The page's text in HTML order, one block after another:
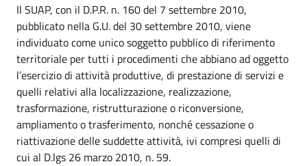
Il SUAP, con il D.P.R. n. 160 del 7 settembre 2010,
pubblicato nella G.U. del 30 settembre 2010, viene
individuato come unico soggetto pubblico di riferimento
territoriale per tutti i procedimenti che abbiano ad oggetto
l’esercizio di attività produttive, di prestazione di servizi e
quelli relativi alla localizzazione, realizzazione,
trasformazione, ristrutturazione o riconversione,
ampliamento o trasferimento, nonché cessazione o
riattivazione delle suddette attività, ivi compresi quelli di
cui al D.lgs 26 marzo 2010, n. 59.